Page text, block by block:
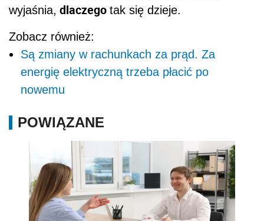
wyjaśnia, dlaczego tak się dzieje.
Zobacz również:
Są zmiany w rachunkach za prąd. Za
energię elektryczną trzeba płacić po
nowemu
POWIĄZANE